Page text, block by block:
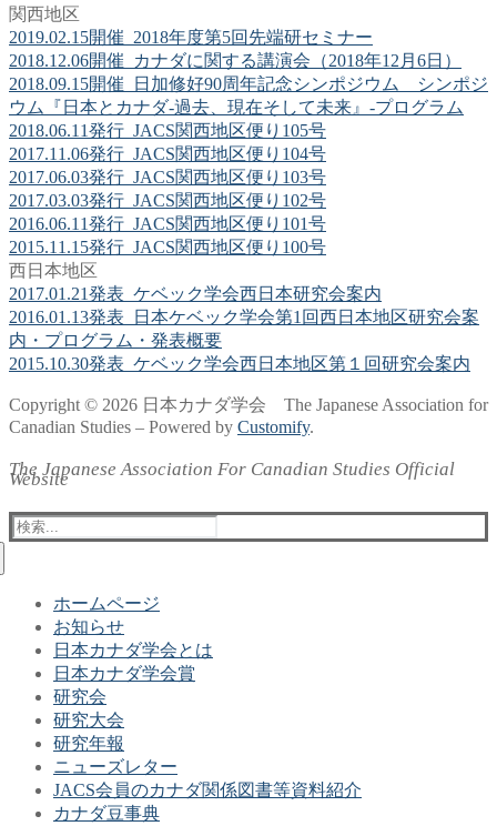
関西地区
2019.02.15開催_2018年度第5回先端研セミナー
2018.12.06開催_カナダに関する講演会（2018年12月6日）
2018.09.15開催_日加修好90周年記念シンポジウム シンポジ
ウム『日本とカナダ-過去、現在そして未来』-プログラム
2018.06.11発行_JACS関西地区便り105号
2017.11.06発行_JACS関西地区便り104号
2017.06.03発行_JACS関西地区便り103号
2017.03.03発行_JACS関西地区便り102号
2016.06.11発行_JACS関西地区便り101号
2015.11.15発行_JACS関西地区便り100号
西日本地区
2017.01.21発表_ケベック学会西日本研究会案内
2016.01.13発表_日本ケベック学会第1回西日本地区研究会案
内・プログラム・発表概要
2015.10.30発表_ケベック学会西日本地区第１回研究会案内
Copyright © 2026 日本カナダ学会 The Japanese Association for
Canadian Studies – Powered by Customify.
The Japanese Association For Canadian Studies Official
Website
検
索:
ホームページ
お知らせ
日本カナダ学会とは
日本カナダ学会賞
研究会
研究大会
研究年報
ニューズレター
JACS会員のカナダ関係図書等資料紹介
カナダ豆事典